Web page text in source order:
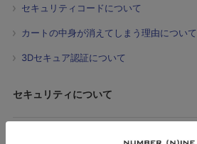
セキュリティコードについて
カートの中身が消えてしまう理由について
3Dセキュア認証について
セキュリティについて